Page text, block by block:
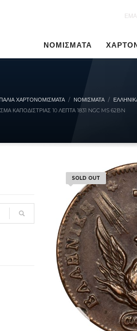
ΝΟΜΙΣΜΑΤΑ
ΧΑΡΤΟΝΟΜΊΣΜΑΤΑ ΝΟΜΙΣΜΑΤΑ
ΚΑΠΟΔΊΣΤΡΙΑΣ 10 ΛΕΠΤΆ 1831 NGC MS 62BN
SOLD OUT